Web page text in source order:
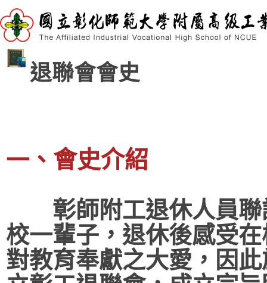
退聯會會史
一、會史介紹
彰師附工退休人員聯
校一輩子，退休後感受
對教育奉獻之大愛，因此